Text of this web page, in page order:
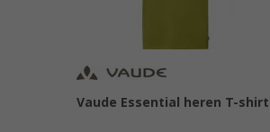
Vaude Essential heren T-shirt